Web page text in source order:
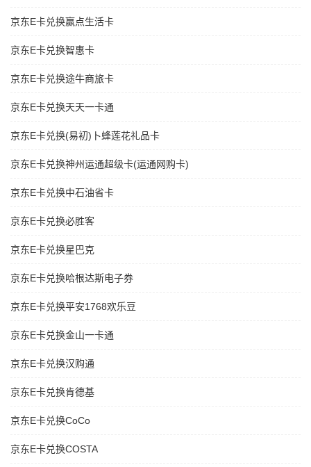
京东E卡兑换赢点生活卡
京东E卡兑换智惠卡
京东E卡兑换途牛商旅卡
京东E卡兑换天天一卡通
京东E卡兑换(易初)卜蜂莲花礼品卡
京东E卡兑换神州运通超级卡(运通网购卡)
京东E卡兑换中石油省卡
京东E卡兑换必胜客
京东E卡兑换星巴克
京东E卡兑换哈根达斯电子券
京东E卡兑换平安1768欢乐豆
京东E卡兑换金山一卡通
京东E卡兑换汉购通
京东E卡兑换肯德基
京东E卡兑换CoCo
京东E卡兑换COSTA